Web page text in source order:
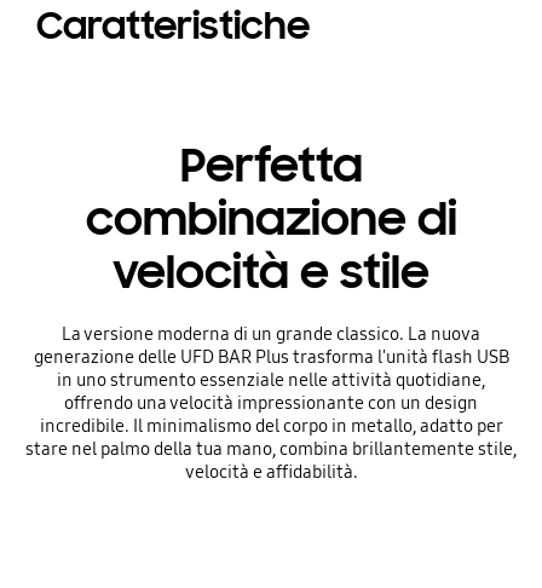
Caratteristiche
Perfetta
combinazione di
velocità e stile
La versione moderna di un grande classico. La nuova
generazione delle UFD BAR Plus trasforma l'unità flash USB
in uno strumento essenziale nelle attività quotidiane,
offrendo una velocità impressionante con un design
incredibile. Il minimalismo del corpo in metallo, adatto per
stare nel palmo della tua mano, combina brillantemente stile,
velocità e affidabilità.